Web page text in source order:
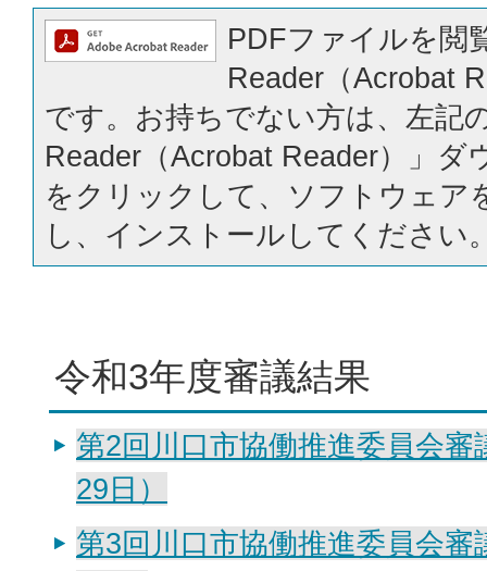
PDFファイルを閲
Reader（Acrobat
です。お持ちでない方は、左記
Reader（Acrobat Reader）」ダ
をクリックして、ソフトウェア
し、インストールしてください
令和3年度審議結果
第2回川口市協働推進委員会審
29日）
第3回川口市協働推進委員会審